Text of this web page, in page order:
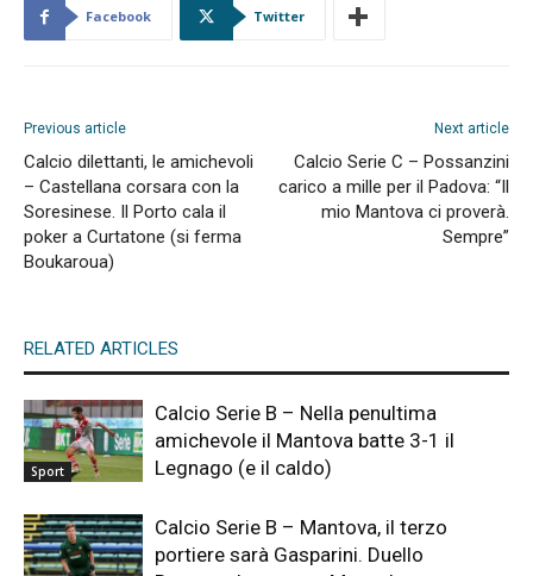
Facebook Twitter
Previous article
Calcio dilettanti, le amichevoli
– Castellana corsara con la
Soresinese. Il Porto cala il
poker a Curtatone (si ferma
Boukaroua)
Next article
Calcio Serie C – Possanzini
carico a mille per il Padova: “Il
mio Mantova ci proverà.
Sempre”
RELATED ARTICLES
Sport
Calcio Serie B – Nella penultima
amichevole il Mantova batte 3-1 il
Legnago (e il caldo)
Calcio Serie B – Mantova, il terzo
portiere sarà Gasparini. Duello